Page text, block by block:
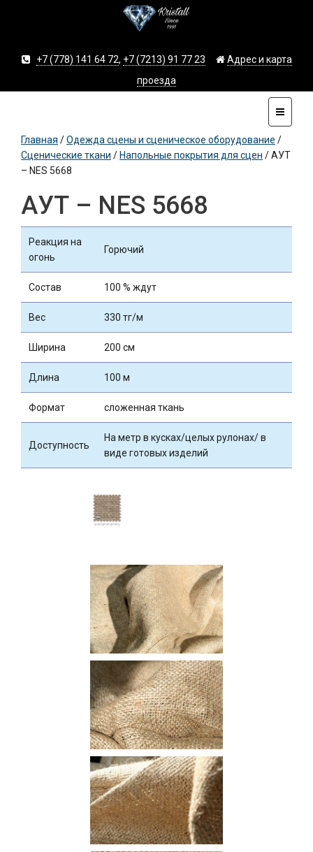
+7 (778) 141 64 72, +7 (7213) 91 77 23
Адрес и карта
проезда
Главная /Одежда сцены и сценическое оборудование /
Сценические ткани / Напольные покрытия для сцен /АУТ
– NES 5668
АУТ – NES 5668
Реакция на
огонь
Горючий
Состав 100 % ждут
Вес 330 тг/м
Ширина 200 см
Длина 100 м
Формат сложенная ткань
Доступность
На метр в кусках/целых рулонах/ в
виде готовых изделий